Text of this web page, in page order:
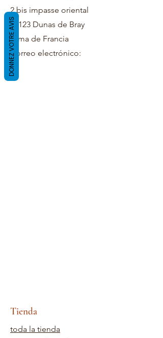
2 bis impasse oriental
59123 Dunas de Bray
Cima de Francia
Correo electrónico:
Tienda
toda la tienda
DONNEZ VOTRE AVIS